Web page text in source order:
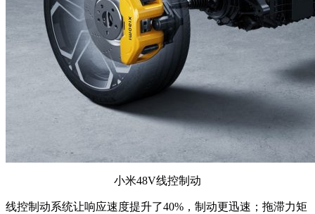
小米48V线控制动
线控制动系统让响应速度提升了40%，制动更迅速；拖滞力矩